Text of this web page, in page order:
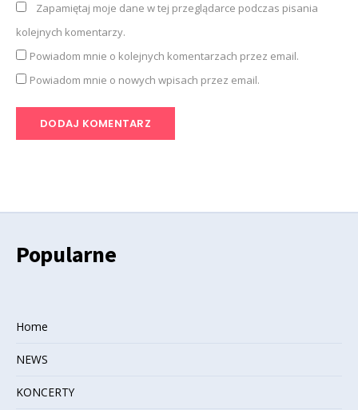
Zapamiętaj moje dane w tej przeglądarce podczas pisania
kolejnych komentarzy.
Powiadom mnie o kolejnych komentarzach przez email.
Powiadom mnie o nowych wpisach przez email.
Popularne
Home
NEWS
KONCERTY